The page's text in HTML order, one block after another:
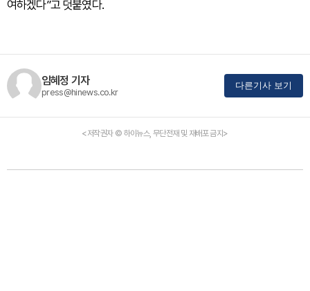
여하겠다”고 덧붙였다.
임혜정 기자
press@hinews.co.kr
다른기사 보기
<저작권자 © 하이뉴스, 무단전재 및 재배포 금지>